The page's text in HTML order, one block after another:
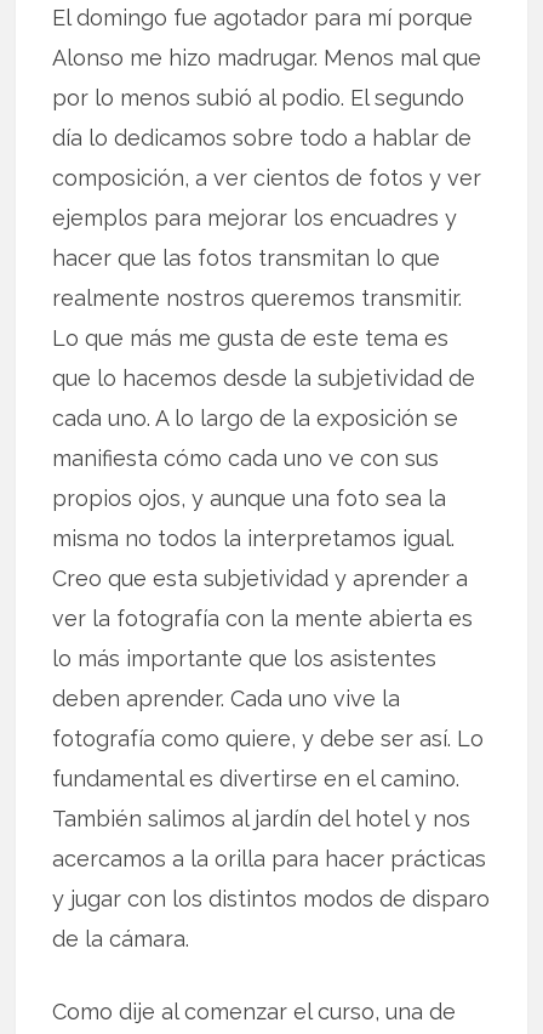
El domingo fue agotador para mí porque
Alonso me hizo madrugar. Menos mal que
por lo menos subió al podio. El segundo
día lo dedicamos sobre todo a hablar de
composición, a ver cientos de fotos y ver
ejemplos para mejorar los encuadres y
hacer que las fotos transmitan lo que
realmente nostros queremos transmitir.
Lo que más me gusta de este tema es
que lo hacemos desde la subjetividad de
cada uno. A lo largo de la exposición se
manifiesta cómo cada uno ve con sus
propios ojos, y aunque una foto sea la
misma no todos la interpretamos igual.
Creo que esta subjetividad y aprender a
ver la fotografía con la mente abierta es
lo más importante que los asistentes
deben aprender. Cada uno vive la
fotografía como quiere, y debe ser así. Lo
fundamental es divertirse en el camino.
También salimos al jardín del hotel y nos
acercamos a la orilla para hacer prácticas
y jugar con los distintos modos de disparo
de la cámara.
Como dije al comenzar el curso, una de